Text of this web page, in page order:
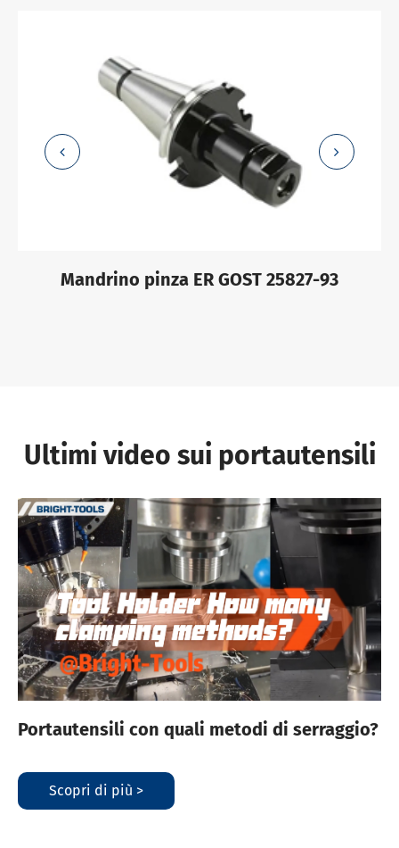
Mandrino pinza ER GOST 25827-93
Ultimi video sui portautensili
Portautensili con quali metodi di serraggio?
Scopri di più >